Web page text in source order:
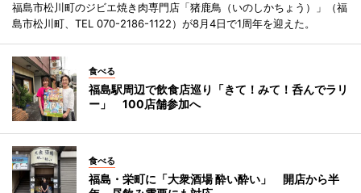
福島市松川町のジビエ焼き肉専門店「猪鹿鳥（いのしかちょう）」（福
島市松川町、TEL 070-2186-1122）が8月4日で1周年を迎えた。
食べる
福島駅周辺で飲食店巡り「きて！みて！呑んでラリ
ー」 100店舗参加へ
食べる
福島・栄町に「大衆酒場 酔い酔い」 開店から半